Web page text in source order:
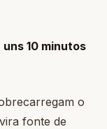
10 minutos
o
fonte de